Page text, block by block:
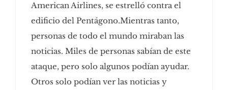
American Airlines, se estrelló contra el
edificio del Pentágono.Mientras tanto,
personas de todo el mundo miraban las
noticias. Miles de personas sabían de este
ataque, pero solo algunos podían ayudar.
Otros solo podían ver las noticias y